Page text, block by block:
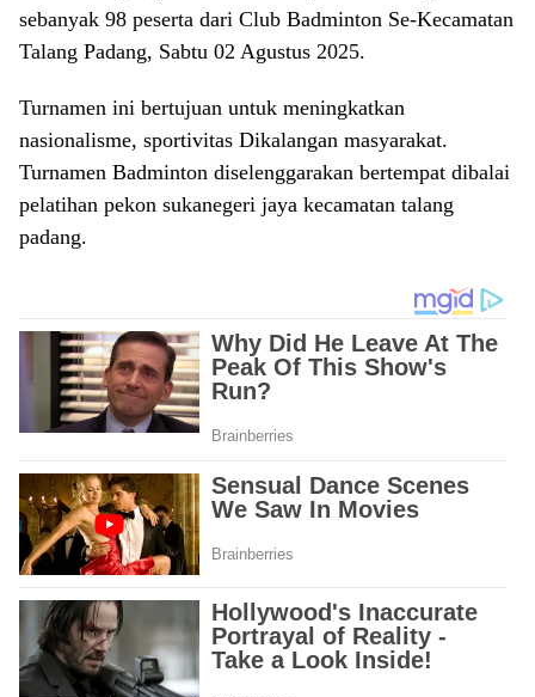
sebanyak 98 peserta dari Club Badminton Se-Kecamatan
Talang Padang, Sabtu 02 Agustus 2025.
Turnamen ini bertujuan untuk meningkatkan
nasionalisme, sportivitas Dikalangan masyarakat.
Turnamen Badminton diselenggarakan bertempat dibalai
pelatihan pekon sukanegeri jaya kecamatan talang
padang.